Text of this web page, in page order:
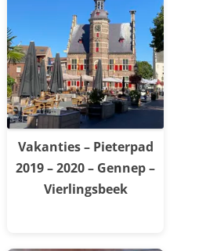
Vakanties – Pieterpad
2019 – 2020 – Gennep –
Vierlingsbeek